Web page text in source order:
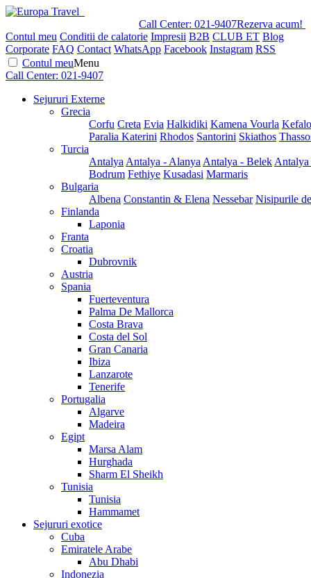
Call Center: 021-9407Rezerva acum!
Contul meu Conditii de calatorie Impresii B2B CLUB ET Blog
Corporate FAQ Contact WhatsApp Facebook Instagram RSS
Contul meuMenu
Call Center: 021-9407
Sejururi Externe
Grecia
Corfu Creta Evia Halkidiki Kamena Vourla
Paralia Katerini Rhodos Santorini Skiathos
Turcia
Antalya Antalya - Alanya Antalya - Belek
Bodrum Fethiye Kusadasi Marmaris
Bulgaria
Albena Constantin & Elena Nessebar Nisipurile
Finlanda
Laponia
Franta
Croatia
Dubrovnik
Austria
Spania
Fuerteventura
Palma De Mallorca
Costa Brava
Costa del Sol
Gran Canaria
Ibiza
Lanzarote
Tenerife
Portugalia
Algarve
Madeira
Egipt
Marsa Alam
Hurghada
Sharm El Sheikh
Tunisia
Tunisia
Hammamet
Sejururi exotice
Cuba
Emiratele Arabe
Abu Dhabi
Indonezia